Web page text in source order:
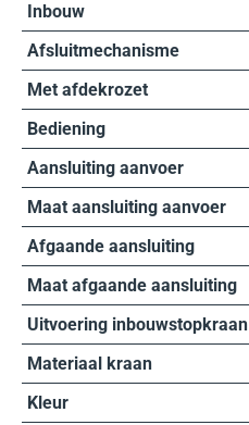
Inbouw
Afsluitmechanisme
Met afdekrozet
Bediening
Aansluiting aanvoer
Maat aansluiting aanvoer
Afgaande aansluiting
Maat afgaande aansluiting
Uitvoering inbouwstopkraan
Materiaal kraan
Kleur